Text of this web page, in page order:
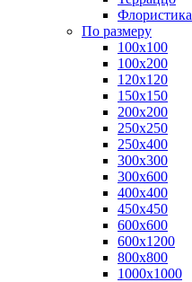
Флористика
По размеру
100х100
100х200
120х120
150х150
200х200
250х250
250х400
300х300
300х600
400х400
450х450
600х600
600х1200
800х800
1000х1000